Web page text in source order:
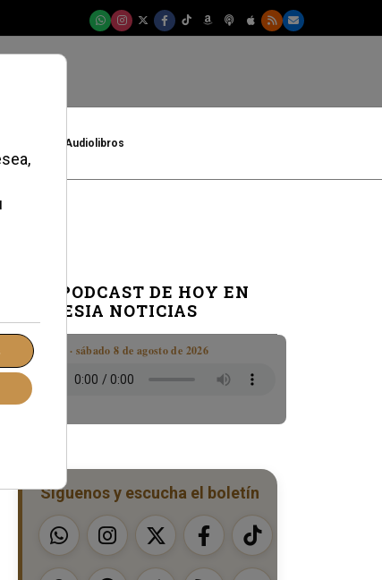
Audiolibros
EL PODCAST DE HOY EN
IGLESIA NOTICIAS
Boletín · sábado 8 de agosto de 2026
Síguenos y escucha el boletín